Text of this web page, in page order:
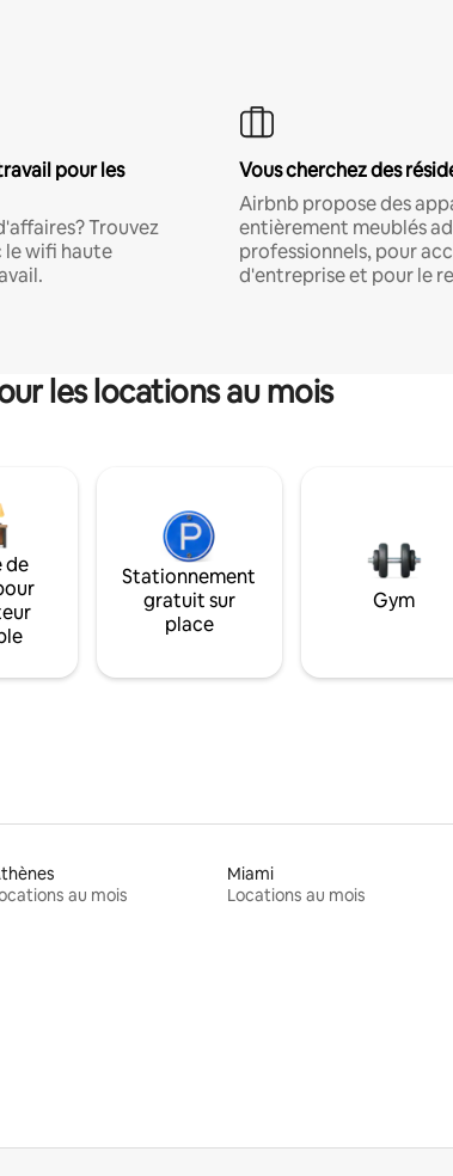
pour les
Trouvez
le wifi haute
Vous cherchez des
Airbnb propose des
entièrement meublés
professionnels, pour
d'entreprise et pour le
les locations au mois
de
Stationnement
gratuit sur
place
Gym
au mois
Miami
Locations au mois